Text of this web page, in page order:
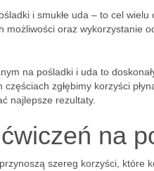
i smukłe uda – to cel
możliwości oraz wykorzystanie
na pośladki i uda to
częściach zgłębimy korzyści
najlepsze rezultaty.
na
szereg korzyści, które